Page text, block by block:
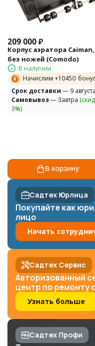
209 000₽
Корпус аэратора Caiman,
без ножей (Comodo)
В наличии
Начислим +10450
Cрок доставки — 9 августа
Самовывоз— Завтра
3%)
В корзину
Садтех Юрлица
Покупайте как
лицо
Начать
Садтех Сервис
Авторизованный
центр по ремонту
Узнать больше
Садтех Профи